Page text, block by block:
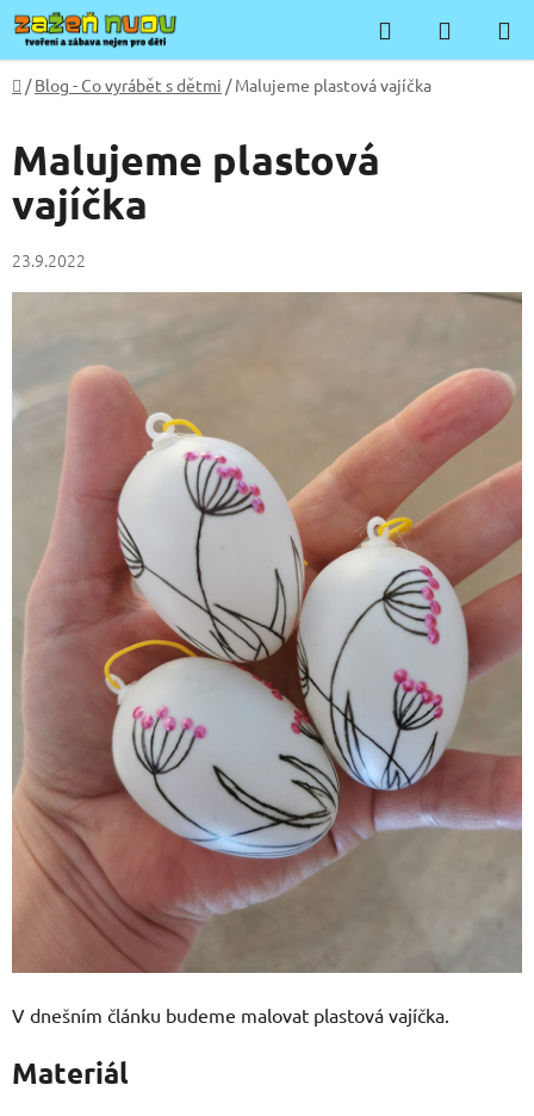
Přejít
na
obsah
Hledat
KOŠÍK
Domů
/ Blog - Co vyrábět s dětmi / Malujeme plastová vajíčka
Malujeme plastová
vajíčka
23.9.2022
V dnešním článku budeme malovat plastová vajíčka.
Materiál